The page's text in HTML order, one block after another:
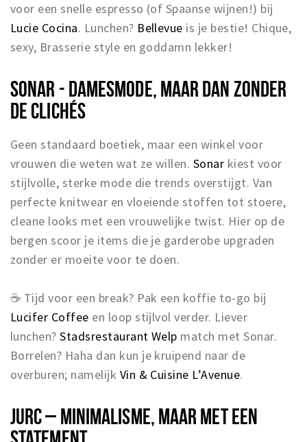
voor een snelle espresso (of Spaanse wijnen!) bij
Lucie Cocina. Lunchen? Bellevue is je bestie! Chique,
sexy, Brasserie style en goddamn lekker!
SONAR - DAMESMODE, MAAR DAN ZONDER
DE CLICHÉS
Geen standaard boetiek, maar een winkel voor
vrouwen die weten wat ze willen. Sonar kiest voor
stijlvolle, sterke mode die trends overstijgt. Van
perfecte knitwear en vloeiende stoffen tot stoere,
cleane looks met een vrouwelijke twist. Hier op de
bergen scoor je items die je garderobe upgraden
zonder er moeite voor te doen.
☕ Tijd voor een break? Pak een koffie to-go bij
Lucifer Coffee en loop stijlvol verder. Liever
lunchen?Stadsrestaurant Welp match met Sonar.
Borrelen? Haha dan kun je kruipend naar de
overburen; namelijk Vin & Cuisine L’Avenue.
JURC – MINIMALISME, MAAR MET EEN